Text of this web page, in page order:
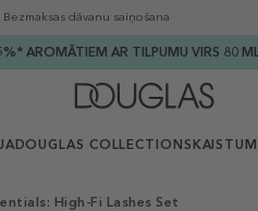
Bezmaksas dāvanu saiņošana
AROMĀTIEM AR TILPUMU VIRS 80
DOUGLAS COLLECTION
High-Fi Lashes Set